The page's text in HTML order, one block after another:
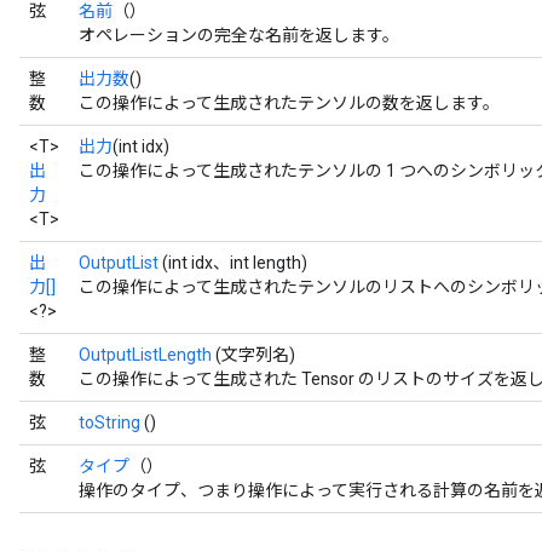
弦 名前 （）
オペレーションの完全な名前を返します。
整
数
出力数()
この操作によって生成されたテンソルの数を返します。
<T>
出
力
<T>
出力(int idx)
この操作によって生成されたテンソルの 1 つへのシンボリ
出
力[]
<?>
OutputList(int idx、int length)
この操作によって生成されたテンソルのリストへのシンボ
整
数
OutputListLength (文字列名)
この操作によって生成された Tensor のリストのサイズを返
弦 toString ()
弦 タイプ （）
操作のタイプ、つまり操作によって実行される計算の名前を